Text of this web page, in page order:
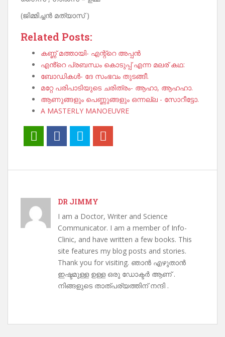
(ജിമ്മിച്ചൻ മത്യാസ് )
Related Posts:
കണ്ണ് മത്തായി- എന്റ്റെ അപ്പൻ
എൻ്റെ പ്രബന്ധം കൊടുപ്പ് എന്ന മലര് കഥ:
ബോഡികൾ- ദേ സംഭവം തുടങ്ങീ.
മറ്റേ പരിപാടിയുടെ ചരിത്രം- ആഹാ, ആഹഹാ.
ആണുങ്ങളും പെണ്ണുങ്ങളും ഒന്നല്ല - സോറീട്ടോ.
A MASTERLY MANOEUVRE
DR JIMMY
I am a Doctor, Writer and Science
Communicator. I am a member of Info-
Clinic, and have written a few books. This
site features my blog posts and stories.
Thank you for visiting. ഞാൻ എഴുതാൻ
ഇഷ്ടമുള്ള ഉള്ള ഒരു ഡോക്ടർ ആണ് .
നിങ്ങളുടെ താത്പര്യത്തിന് നന്ദി .